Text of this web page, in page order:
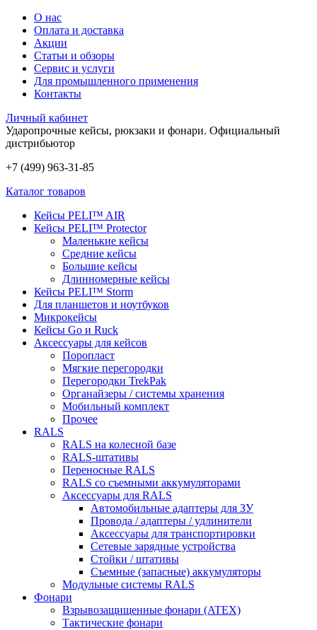
О нас
Оплата и доставка
Акции
Статьи и обзоры
Сервис и услуги
Для промышленного применения
Контакты
Личный кабинет
Ударопрочные кейсы, рюкзаки и фонари. Официальный
дистрибьютор
+7 (499) 963-31-85
Каталог товаров
Кейсы PELI™ AIR
Кейсы PELI™ Protector
Маленькие кейсы
Средние кейсы
Большие кейсы
Длинномерные кейсы
Кейсы PELI™ Storm
Для планшетов и ноутбуков
Микрокейсы
Кейсы Go и Ruck
Аксессуары для кейсов
Поропласт
Мягкие перегородки
Перегородки TrekPak
Органайзеры / системы хранения
Мобильный комплект
Прочее
RALS
RALS на колесной базе
RALS-штативы
Переносные RALS
RALS со съемными аккумуляторами
Аксессуары для RALS
Автомобильные адаптеры для ЗУ
Провода / адаптеры / удлинители
Аксессуары для транспортировки
Сетевые зарядные устройства
Стойки / штативы
Съемные (запасные) аккумуляторы
Модульные системы RALS
Фонари
Взрывозащищенные фонари (ATEX)
Тактические фонари